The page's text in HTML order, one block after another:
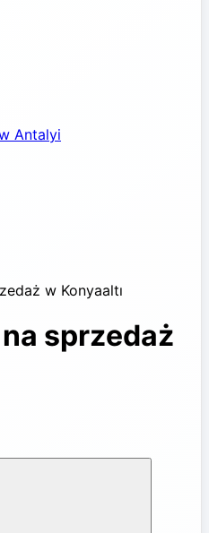
Antalyi
w Konyaaltı
sprzedaż